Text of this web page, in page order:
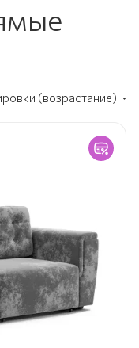
(возрастание)